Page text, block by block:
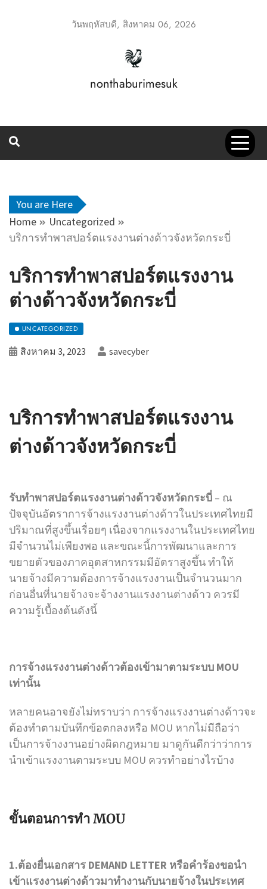
วันพฤหัสบดี, สิงหาคม 06, 2026
nonthaburimesuk
You are Here
Home
Uncategorized
บริการทำพาสปอร์ตแรงงานต่างด้าวจังหวัดกระบี่
บริการทำพาสปอร์ตแรงงาน
ต่างด้าวจังหวัดกระบี่
UNCATEGORIZED
สิงหาคม 3, 2023 savecyber
บริการทำพาสปอร์ตแรงงาน
ต่างด้าวจังหวัดกระบี่
รับทำพาสปอร์ตแรงงานต่างด้าวจังหวัดกระบี่ – ณ
ปัจจุบันอัตราการจ้างแรงงานต่างด้าวในประเทศไทยมี
ปริมาณที่สูงขึ้นเรื่อยๆ เนื่องจากแรงงานในประเทศไทย
มีจำนวนไม่เพียงพอ และขณะนี้การพัฒนาและการ
ขยายตัวของภาคอุตสาหกรรมมีอัตราสูงขึ้น ทำให้
นายจ้างมีความต้องการจ้างแรงงานเป็นจำนวนมาก
ก่อนอื่นที่นายจ้างจะจ้างงานแรงงานต่างด้าว ควรมี
ความรู้เบื้องต้นดังนี้
การจ้างแรงงานต่างด้าวต้องเข้ามาตามระบบ MOU
เท่านั้น
หลายคนอาจยังไม่ทราบว่า การจ้างแรงงานต่างด้าวจะ
ต้องทำตามบันทึกข้อตกลงหรือ MOU หากไม่มีถือว่า
เป็นการจ้างงานอย่างผิดกฎหมาย มาดูกันดีกว่าว่าการ
นำเข้าแรงงานตามระบบ MOU ควรทำอย่างไรบ้าง
ขั้นตอนการทำ MOU
1.ต้องยื่นเอกสาร DEMAND LETTER หรือคำร้องขอนำ
เข้าแรงงานต่างด้าวมาทำงานกับนายจ้างในประเทศ